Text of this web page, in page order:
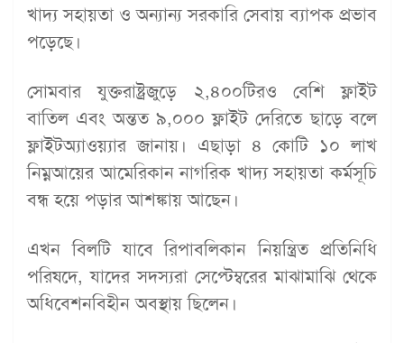
খাদ্য সহায়তা ও অন্যান্য সরকারি সেবায় ব্যাপক প্রভাব
পড়েছে।
সোমবার যুক্তরাষ্ট্রজুড়ে ২,৪০০টিরও বেশি ফ্লাইট
বাতিল এবং অন্তত ৯,০০০ ফ্লাইট দেরিতে ছাড়ে বলে
ফ্লাইটঅ্যাওয়্যার জানায়। এছাড়া ৪ কোটি ১০ লাখ
নিম্নআয়ের আমেরিকান নাগরিক খাদ্য সহায়তা কর্মসূচি
বন্ধ হয়ে পড়ার আশঙ্কায় আছেন।
এখন বিলটি যাবে রিপাবলিকান নিয়ন্ত্রিত প্রতিনিধি
পরিষদে, যাদের সদস্যরা সেপ্টেম্বরের মাঝামাঝি থেকে
অধিবেশনবিহীন অবস্থায় ছিলেন।